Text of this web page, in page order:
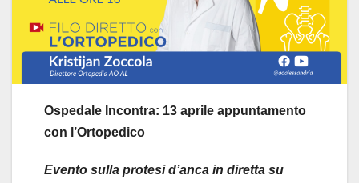
Ospedale Incontra: 13 aprile appuntamento
con l’Ortopedico
Evento sulla protesi d’anca in diretta su